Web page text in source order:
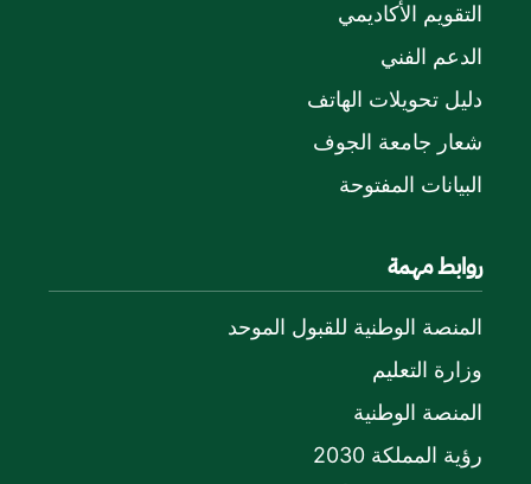
التقويم الأكاديمي
الدعم الفني
دليل تحويلات الهاتف
شعار جامعة الجوف
البيانات المفتوحة
روابط مهمة
المنصة الوطنية للقبول الموحد
وزارة التعليم
المنصة الوطنية
رؤية المملكة 2030